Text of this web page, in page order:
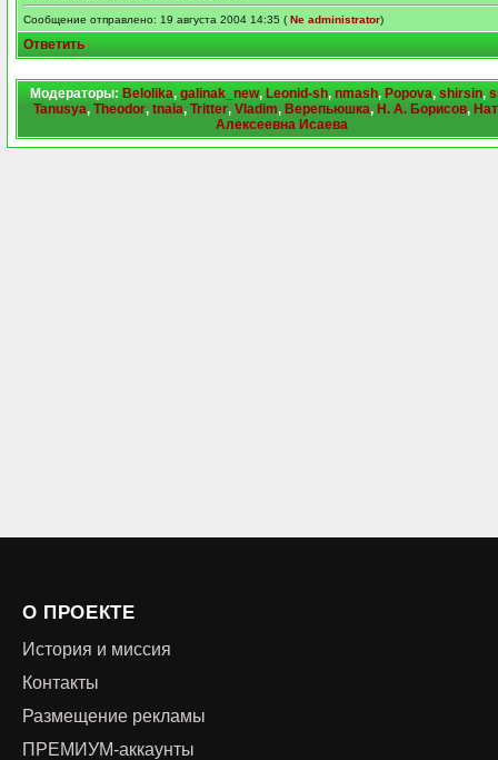
Сообщение отправлено: 19 августа 2004 14:35 ( Ne administrator)
Ответить
Модераторы: Belolika, galinak_new, Leonid-sh, nmash, Popova, shirsin,
Tanusya, Theodor, tnaia, Tritter, Vladim, Верепьюшка, Н. А. Борисов,
Алексеевна Исаева
О ПРОЕКТЕ
История и миссия
Контакты
Размещение рекламы
ПРЕМИУМ-аккаунты